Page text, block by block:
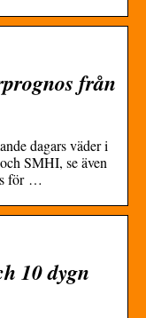
från
dagars väder i
SMHI, se även
för …
10 dygn